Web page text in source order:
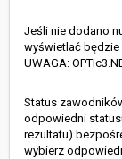
Jeśli nie dodano
wyświetlać
UWAGA:
Status
odpowiedni
rezultatu)
wybierz